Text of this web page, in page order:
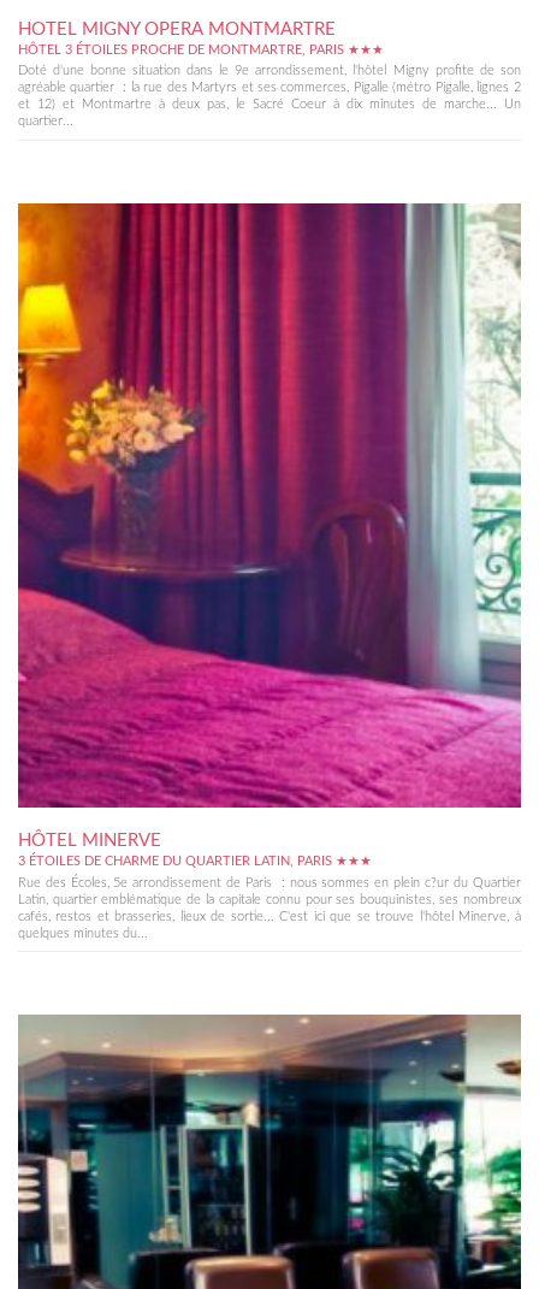
HOTEL MIGNY OPERA MONTMARTRE
HÔTEL 3 ÉTOILES PROCHE DE MONTMARTRE, PARIS ★★★
Doté d'une bonne situation dans le 9e arrondissement, l'hôtel Migny profite de son
agréable quartier : la rue des Martyrs et ses commerces, Pigalle (métro Pigalle, lignes 2
et 12) et Montmartre à deux pas, le Sacré Coeur à dix minutes de marche... Un
quartier...
HÔTEL MINERVE
3 ÉTOILES DE CHARME DU QUARTIER LATIN, PARIS ★★★
Rue des Écoles, 5e arrondissement de Paris : nous sommes en plein c?ur du Quartier
Latin, quartier emblématique de la capitale connu pour ses bouquinistes, ses nombreux
cafés, restos et brasseries, lieux de sortie... C'est ici que se trouve l'hôtel Minerve, à
quelques minutes du...